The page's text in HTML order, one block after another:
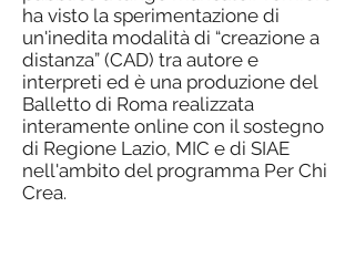
ha visto la sperimentazione di
un'inedita modalità di “creazione a
distanza” (CAD) tra autore e
interpreti ed è una produzione del
Balletto di Roma realizzata
interamente online con il sostegno
di Regione Lazio, MIC e di SIAE
nell'ambito del programma Per Chi
Crea.